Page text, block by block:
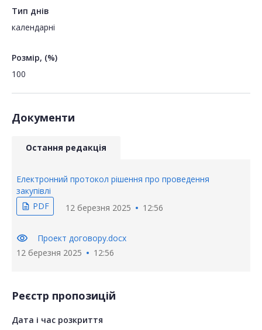
Тип днів
календарні
Розмір, (%)
100
Документи
Остання редакція
Електронний протокол рішення про проведення
закупівлі
description PDF 12 березня 2025 12:56
visibility
Проект договору.docx
12 березня 2025
12:56
Реєстр пропозицій
Дата і час розкриття